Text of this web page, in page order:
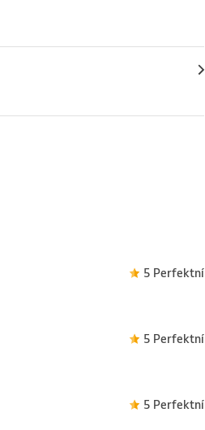
5 Perfektní
5 Perfektní
5 Perfektní